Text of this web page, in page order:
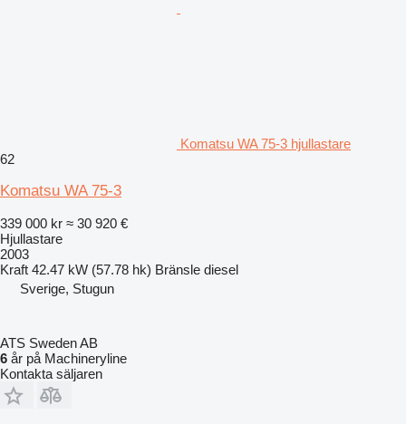
Komatsu WA 75-3 hjullastare
62
Komatsu WA 75-3
339 000 kr ≈ 30 920 €
Hjullastare
2003
Kraft 42.47 kW (57.78 hk) Bränsle diesel
Sverige, Stugun
ATS Sweden AB
6 år på Machineryline
Kontakta säljaren